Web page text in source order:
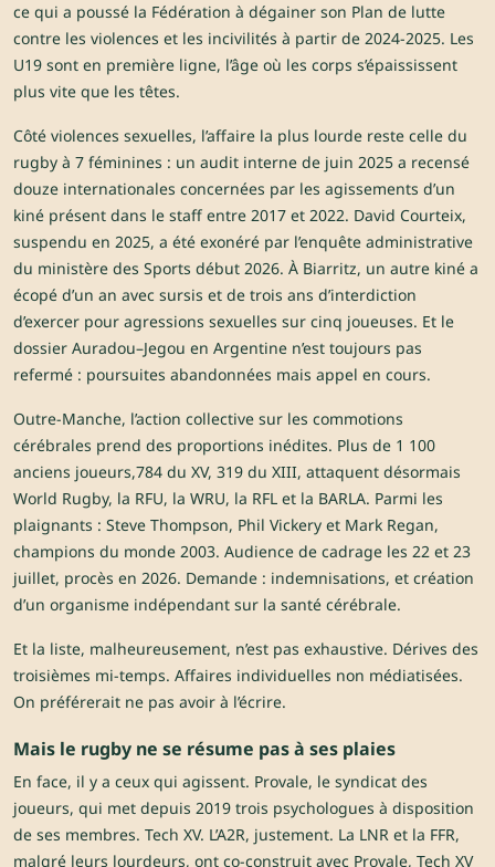
ce qui a poussé la Fédération à dégainer son Plan de lutte
contre les violences et les incivilités à partir de 2024-2025. Les
U19 sont en première ligne, l’âge où les corps s’épaississent
plus vite que les têtes.
Côté violences sexuelles, l’affaire la plus lourde reste celle du
rugby à 7 féminines : un audit interne de juin 2025 a recensé
douze internationales concernées par les agissements d’un
kiné présent dans le staff entre 2017 et 2022. David Courteix,
suspendu en 2025, a été exonéré par l’enquête administrative
du ministère des Sports début 2026. À Biarritz, un autre kiné a
écopé d’un an avec sursis et de trois ans d’interdiction
d’exercer pour agressions sexuelles sur cinq joueuses. Et le
dossier Auradou–Jegou en Argentine n’est toujours pas
refermé : poursuites abandonnées mais appel en cours.
Outre-Manche, l’action collective sur les commotions
cérébrales prend des proportions inédites. Plus de 1 100
anciens joueurs,784 du XV, 319 du XIII, attaquent désormais
World Rugby, la RFU, la WRU, la RFL et la BARLA. Parmi les
plaignants : Steve Thompson, Phil Vickery et Mark Regan,
champions du monde 2003. Audience de cadrage les 22 et 23
juillet, procès en 2026. Demande : indemnisations, et création
d’un organisme indépendant sur la santé cérébrale.
Et la liste, malheureusement, n’est pas exhaustive. Dérives des
troisièmes mi-temps. Affaires individuelles non médiatisées.
On préférerait ne pas avoir à l’écrire.
Mais le rugby ne se résume pas à ses plaies
En face, il y a ceux qui agissent. Provale, le syndicat des
joueurs, qui met depuis 2019 trois psychologues à disposition
de ses membres. Tech XV. L’A2R, justement. La LNR et la FFR,
malgré leurs lourdeurs, ont co-construit avec Provale, Tech XV